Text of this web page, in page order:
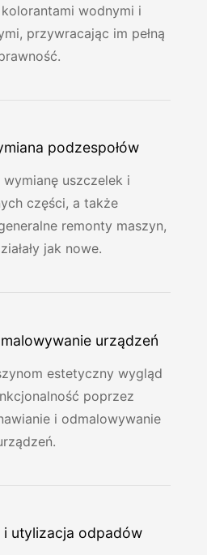
wodnymi i
przywracając im pełną
podzespołów
wymianę uszczelek i
części, a także
remonty maszyn,
jak nowe.
urządzeń
estetyczny wygląd
poprzez
i odmalowywanie
i utylizacja odpadów